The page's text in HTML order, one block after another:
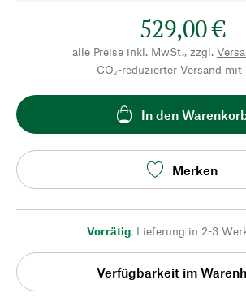
529,00 €
alle Preise inkl. MwSt., zzgl.
CO₂-reduzierter Versand mit
In den
Merken
Vorrätig, Lieferung in 2-3
Verfügbarkeit im